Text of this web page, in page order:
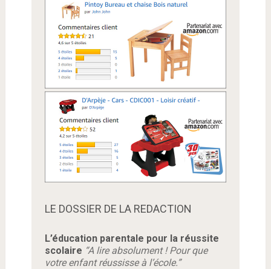
LE DOSSIER DE LA REDACTION
L’éducation parentale pour la réussite
scolaire “A lire absolument ! Pour que
votre enfant réussisse à l’école.”